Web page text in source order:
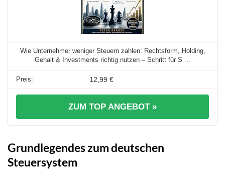
Wie Unternehmer weniger Steuern zahlen: Rechtsform, Holding,
Gehalt & Investments richtig nutzen – Schritt für S ...
12,99 €
ZUM TOP ANGEBOT »
Grundlegendes zum deutschen
Steuersystem